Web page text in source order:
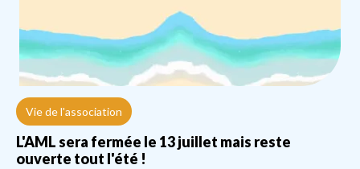
Vie de l'association
L'AML sera fermée le 13 juillet mais reste
ouverte tout l'été !